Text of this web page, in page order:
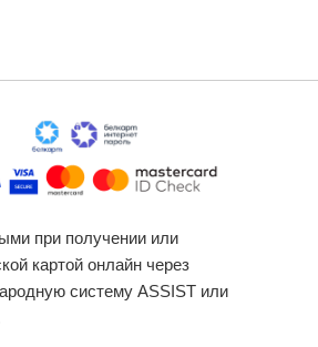
при получении или
картой онлайн через
систему ASSIST или